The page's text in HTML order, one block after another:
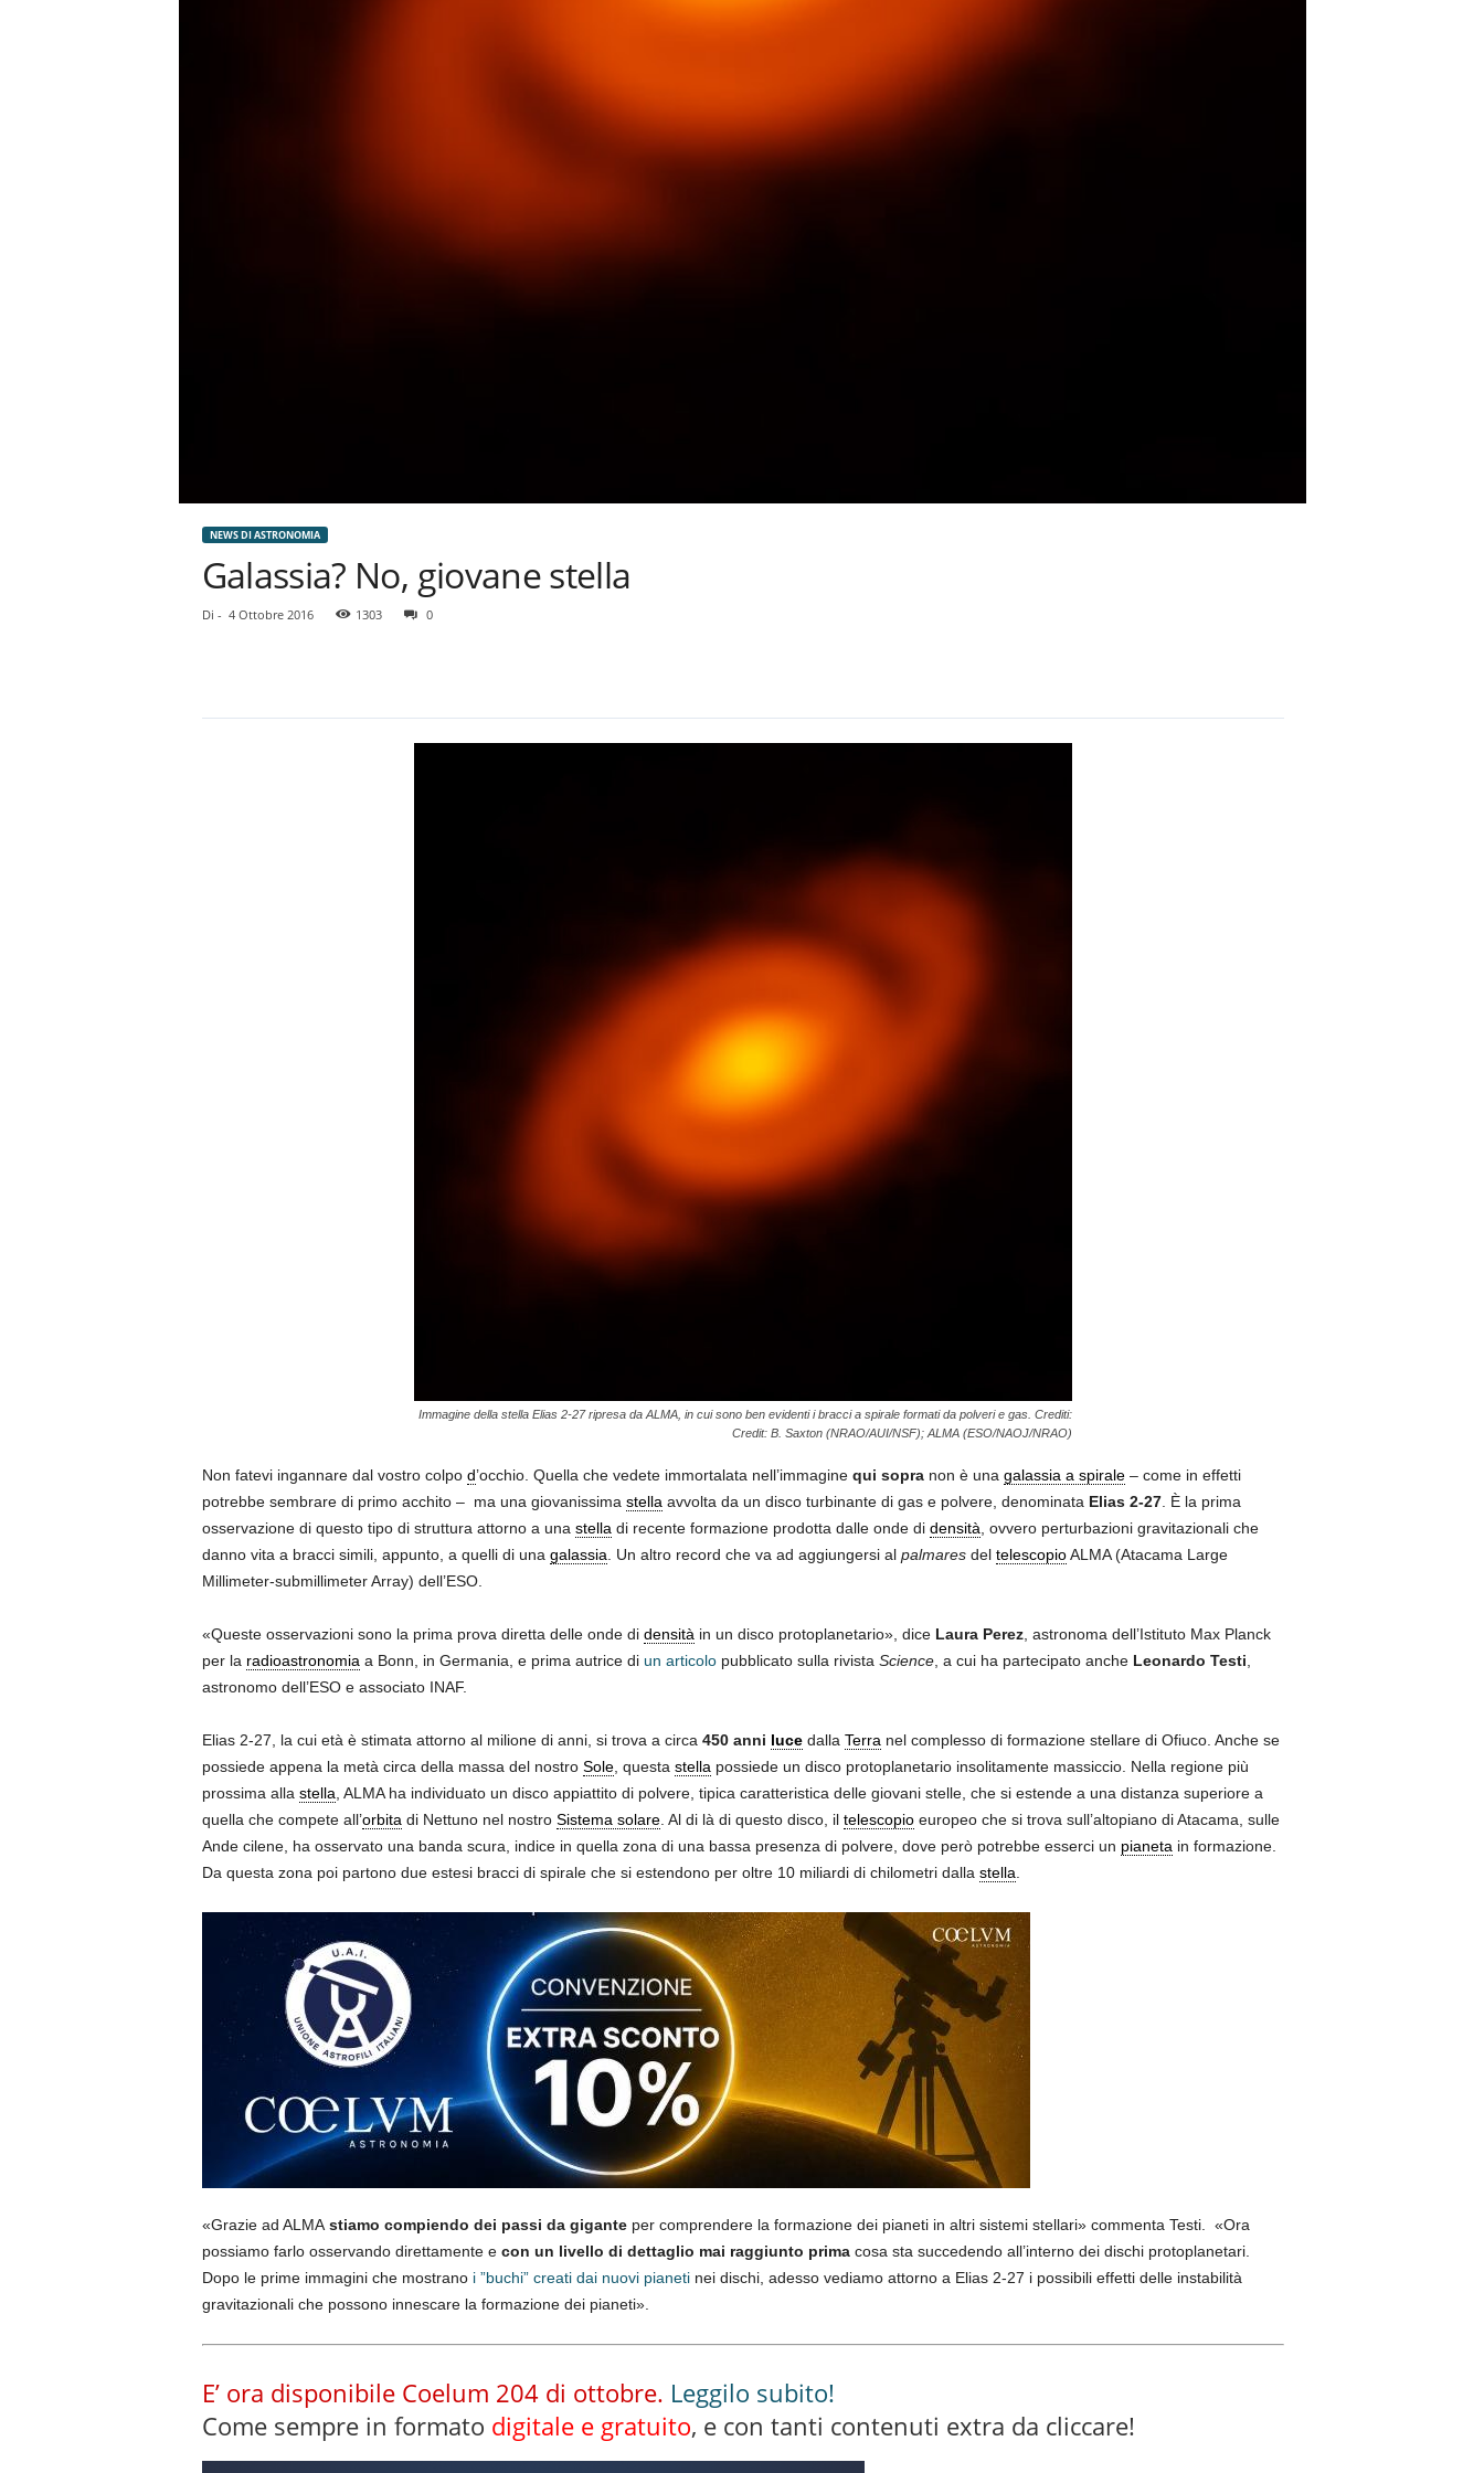
NEWS DI ASTRONOMIA
Galassia? No, giovane stella
Di - 4 Ottobre 2016 1303 0
Immagine della stella Elias 2-27 ripresa da ALMA, in cui sono ben evidenti i bracci a spirale formati da polveri e gas. Crediti:
Credit: B. Saxton (NRAO/AUI/NSF); ALMA (ESO/NAOJ/NRAO)
Non fatevi ingannare dal vostro colpo d’occhio. Quella che vedete immortalata nell’immagine qui sopranon è una galassia a spirale– come in effetti
potrebbe sembrare di primo acchito – ma una giovanissima stella avvolta da un disco turbinante di gas e polvere, denominata Elias 2-27. È la prima
osservazione di questo tipo di struttura attorno a una stella di recente formazione prodotta dalle onde di densità , ovvero perturbazioni gravitazionali che
danno vita a bracci simili, appunto, a quelli di una galassia . Un altro record che va ad aggiungersi al palmaresdel telescopioALMA (Atacama Large
Millimeter-submillimeter Array) dell’ESO.
«Queste osservazioni sono la prima prova diretta delle onde di densità in un disco protoplanetario», dice Laura Perez, astronoma dell’Istituto Max Planck
per la radioastronomia a Bonn, in Germania, e prima autrice di un articolopubblicato sulla rivista Science, a cui ha partecipato anche Leonardo Testi
astronomo dell’ESO e associato INAF.
Elias 2-27, la cui età è stimata attorno al milione di anni, si trova a circa 450 anni lucedalla Terra nel complesso di formazione stellare di Ofiuco. Anche se
possiede appena la metà circa della massa del nostro Sole, questa stella possiede un disco protoplanetario insolitamente massiccio. Nella regione più
prossima alla stella , ALMA ha individuato un disco appiattito di polvere, tipica caratteristica delle giovani stelle, che si estende a una distanza superiore a
quella che compete all’orbita di Nettuno nel nostro Sistema solare. Al di là di questo disco, il telescopioeuropeo che si trova sull’altopiano di Atacama, sulle
Ande cilene, ha osservato una banda scura, indice in quella zona di una bassa presenza di polvere, dove però potrebbe esserci un pianeta in formazione.
Da questa zona poi partono due estesi bracci di spirale che si estendono per oltre 10 miliardi di chilometri dalla stella
«Grazie ad ALMA stiamo compiendo dei passi da giganteper comprendere la formazione dei pianeti in altri sistemi stellari» commenta Testi. «Ora
possiamo farlo osservando direttamente e con un livello di dettaglio mai raggiunto primacosa sta succedendo all’interno dei dischi protoplanetari.
Dopo le prime immagini che mostrano i ”buchi” creati dai nuovi pianetinei dischi, adesso vediamo attorno a Elias 2-27 i possibili effetti delle instabilità
gravitazionali che possono innescare la formazione dei pianeti».
E’ ora disponibile Coelum 204 di ottobre. Leggilo subito!
Come sempre in formato digitale e gratuito, e con tanti contenuti extra da cliccare!